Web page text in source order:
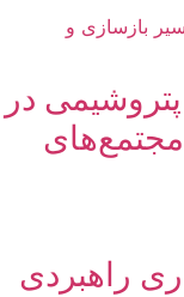
در
راهبردی